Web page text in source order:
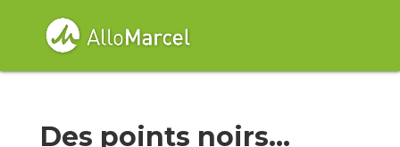
Des points noirs…